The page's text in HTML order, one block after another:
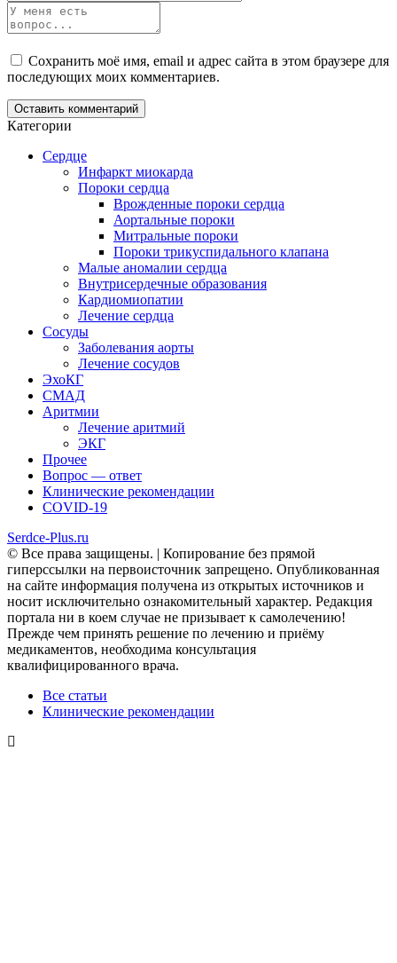
Сохранить моё имя, email и адрес сайта в этом браузере для
последующих моих комментариев.
Категории
Сердце
Инфаркт миокарда
Пороки сердца
Врожденные пороки сердца
Аортальные пороки
Митральные пороки
Пороки трикуспидального клапана
Малые аномалии сердца
Внутрисердечные образования
Кардиомиопатии
Лечение сердца
Сосуды
Заболевания аорты
Лечение сосудов
ЭхоКГ
СМАД
Аритмии
Лечение аритмий
ЭКГ
Прочее
Вопрос — ответ
Клинические рекомендации
COVID-19
Serdce-Plus.ru
© Все права защищены. | Копирование без прямой
гиперссылки на первоисточник запрещено. Опубликованная
на сайте информация получена из открытых источников и
носит исключительно ознакомительный характер. Редакция
портала ни в коем случае не призывает к самолечению!
Прежде чем принять решение по лечению и приёму
медикаментов, необходима консультация
квалифицированного врача.
Все статьи
Клинические рекомендации